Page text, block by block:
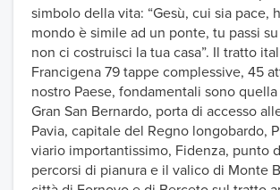
simbolo della vita: “Gesù, cui sia pace,
mondo è simile ad un ponte, tu passi
non ci costruisci la tua casa”. Il tratto
Francigena 79 tappe complessive, 45
nostro Paese, fondamentali sono
Gran San Bernardo, porta di accesso
Pavia, capitale del Regno longobardo,
viario importantissimo, Fidenza, punto
percorsi di pianura e il valico di Monte